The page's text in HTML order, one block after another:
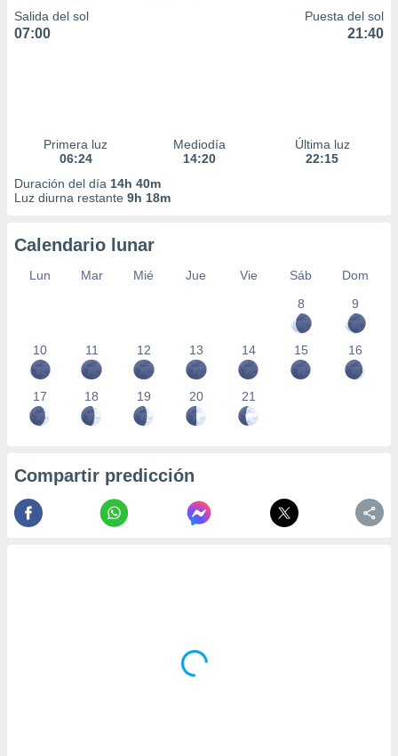
Salida del sol
07:00
Puesta del sol
21:40
Primera luz
06:24
Mediodía
14:20
Última luz
22:15
Duración del día 14h 40m
Luz diurna restante 9h 18m
Calendario lunar
Lun Mar Mié Jue Vie Sáb
Dom
8
9
10 11 12 13 14 15 16
17 18 19 20 21
Compartir predicción